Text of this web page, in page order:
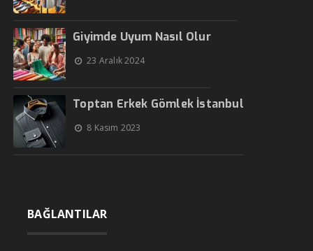
Giyimde Uyum Nasıl Olur
23 Aralık 2024
Toptan Erkek Gömlek İstanbul
8 Kasım 2023
BAĞLANTILAR